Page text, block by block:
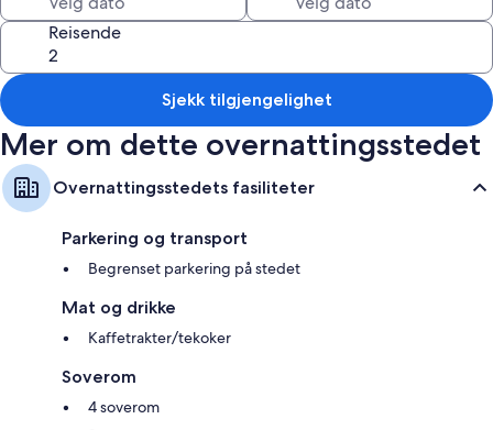
Designertoalettartikler og badekar eller dusj
Balkong eller terrasse, kaffetrakter/tekoker og oppvarming
Reisende
Sjekk tilgjengelighet
Mer om dette overnattingsstedet
Overnattingsstedets fasiliteter
Parkering og transport
Begrenset parkering på stedet
Mat og drikke
Kaffetrakter/tekoker
Soverom
4 soverom